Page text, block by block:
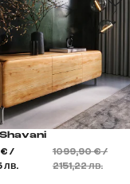
ТВ шкаф Shavani
€ /
лв.
1099,90 € /
2151,22 лв.